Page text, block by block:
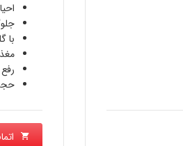
با
حجم 250